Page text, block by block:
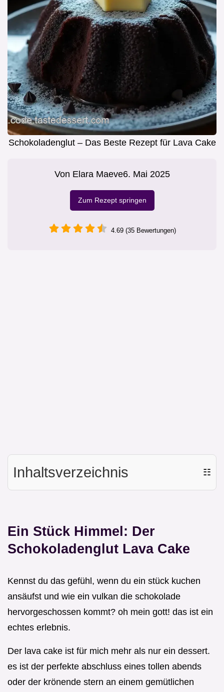
Schokoladenglut – Das Beste Rezept für Lava Cake
Von Elara Maeve6. Mai 2025
Zum Rezept springen
4.69 (35 Bewertungen)
Inhaltsverzeichnis ☷
Ein Stück Himmel: Der
Schokoladenglut Lava Cake
Kennst du das gefühl, wenn du ein stück kuchen
ansäufst und wie ein vulkan die schokolade
hervorgeschossen kommt? oh mein gott! das ist ein
echtes erlebnis.
Der lava cake ist für mich mehr als nur ein dessert.
es ist der perfekte abschluss eines tollen abends
oder der krönende stern an einem gemütlichen